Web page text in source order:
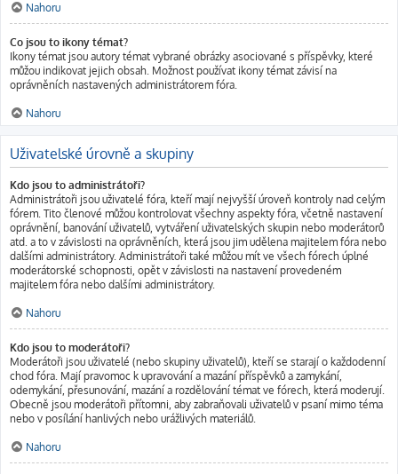
Nahoru
Co jsou to ikony témat?
Ikony témat jsou autory témat vybrané obrázky asociované s příspěvky, které
můžou indikovat jejich obsah. Možnost používat ikony témat závisí na
oprávněních nastavených administrátorem fóra.
Nahoru
Uživatelské úrovně a skupiny
Kdo jsou to administrátoři?
Administrátoři jsou uživatelé fóra, kteří mají nejvyšší úroveň kontroly nad celým
fórem. Tito členové můžou kontrolovat všechny aspekty fóra, včetně nastavení
oprávnění, banování uživatelů, vytváření uživatelských skupin nebo moderátorů
atd. a to v závislosti na oprávněních, která jsou jim udělena majitelem fóra nebo
dalšími administrátory. Administrátoři také můžou mít ve všech fórech úplné
moderátorské schopnosti, opět v závislosti na nastavení provedeném
majitelem fóra nebo dalšími administrátory.
Nahoru
Kdo jsou to moderátoři?
Moderátoři jsou uživatelé (nebo skupiny uživatelů), kteří se starají o každodenní
chod fóra. Mají pravomoc k upravování a mazání příspěvků a zamykání,
odemykání, přesunování, mazání a rozdělování témat ve fórech, která moderují.
Obecně jsou moderátoři přítomni, aby zabraňovali uživatelů v psaní mimo téma
nebo v posílání hanlivých nebo urážlivých materiálů.
Nahoru